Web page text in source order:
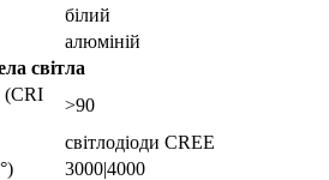
білий
алюміній
світла
(CRI
>90
світлодіоди CREE
3000|4000